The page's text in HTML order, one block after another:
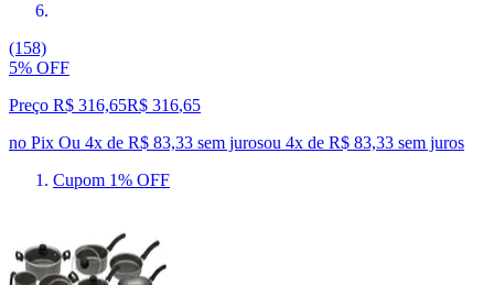
(158)
5% OFF
Preço R$ 316,65R$ 316,65
no Pix Ou 4x de R$ 83,33 sem jurosou 4x de R$ 83,33 sem juros
Cupom 1% OFF